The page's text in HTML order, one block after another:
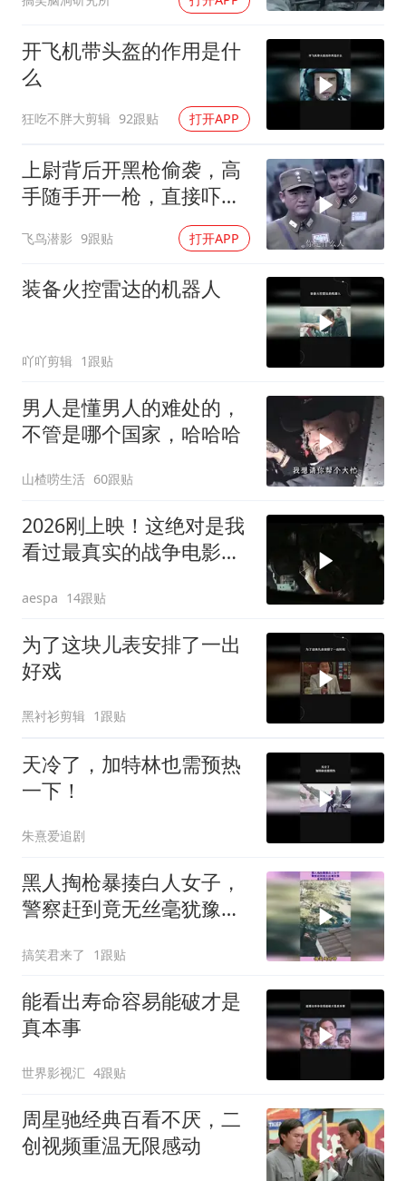
开飞机带头盔的作用是什
么
狂吃不胖大剪辑 92跟贴 打开APP
上尉背后开黑枪偷袭，高
手随手开一枪，直接吓跪
飞鸟潜影 9跟贴 打开APP
装备火控雷达的机器人
吖吖剪辑 1跟贴
男人是懂男人的难处的，
不管是哪个国家，哈哈哈
山楂唠生活 60跟贴
2026刚上映！这绝对是我
看过最真实的战争电影，
aespa 14跟贴
为了这块儿表安排了一出
好戏
黑衬衫剪辑 1跟贴
天冷了，加特林也需预热
一下！
朱熹爱追剧
黑人掏枪暴揍白人女子，
警察赶到竟无丝毫犹豫，
搞笑君来了 1跟贴
能看出寿命容易能破才是
真本事
世界影视汇 4跟贴
周星驰经典百看不厌，二
创视频重温无限感动